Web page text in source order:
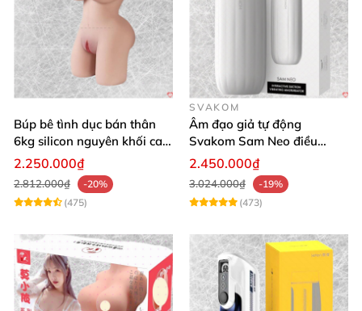
Búp bê tình dục bán thân
6kg silicon nguyên khối cao
cấp giá rẻ
2.250.000₫
2.812.000₫
-20%
(475)
SVAKOM
Âm đạo giả tự động
Svakom Sam Neo điều
khiển qua app webcam cao
2.450.000₫
3.024.000₫
-19%
(473)